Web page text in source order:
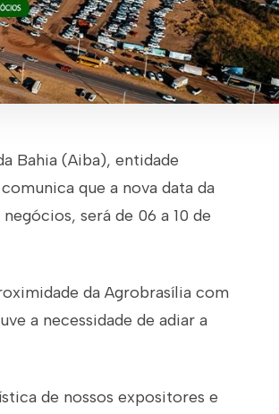
Bahia (Aiba), entidade
que a nova data da
será de 06 a 10 de
da Agrobrasília com
a necessidade de adiar a
de nossos expositores e